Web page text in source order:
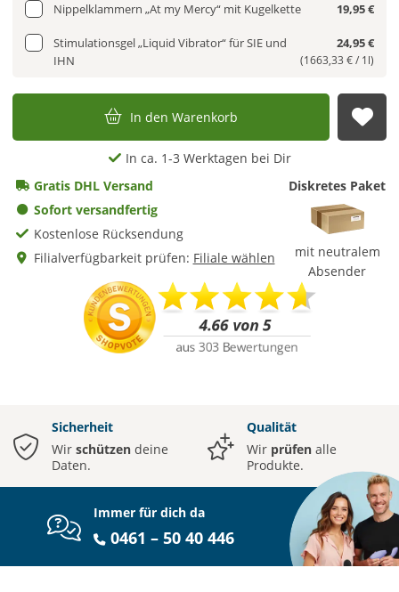
Nippelklammern „At my Mercy“ mit Kugelkette 19,95 €
Stimulationsgel „Liquid Vibrator“ für SIE und
IHN
24,95 €
(1663,33 € / 1l)
In den Warenkorb
In ca. 1-3 Werktagen bei Dir
Gratis DHL Versand
Sofort versandfertig
Kostenlose Rücksendung
Filialverfügbarkeit prüfen: Filiale wählen
Diskretes Paket
mit neutralem
Absender
Sicherheit
Wir schützen deine
Daten.
Qualität
Wir prüfen alle
Produkte.
Immer für dich da
0461 – 50 40 446